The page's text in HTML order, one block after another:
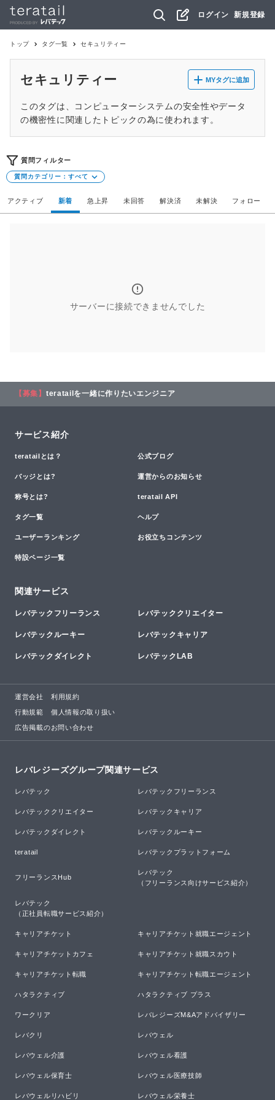
ログイン 新規登録
トップ タグ一覧 セキュリティー
セキュリティー MYタグに追加
このタグは、コンピューターシステムの安全性やデータ
の機密性に関連したトピックの為に使われます。
質問フィルター
質問カテゴリー： すべて
アクティブ 新着 急上昇 未回答 解決済 未解決 フォロー
サーバーに接続できませんでした
【募集】 teratailを一緒に作りたいエンジニア
サービス紹介
teratailとは？ 公式ブログ
バッジとは? 運営からのお知らせ
称号とは? teratail API
タグ一覧 ヘルプ
ユーザーランキング お役立ちコンテンツ
特設ページ一覧
関連サービス
レバテックフリーランス レバテッククリエイター
レバテックルーキー レバテックキャリア
レバテックダイレクト レバテックLAB
運営会社 利用規約
行動規範 個人情報の取り扱い
広告掲載のお問い合わせ
レバレジーズグループ関連サービス
レバテック レバテックフリーランス
レバテッククリエイター レバテックキャリア
レバテックダイレクト レバテックルーキー
teratail レバテックプラットフォーム
フリーランスHub
レバテック
（フリーランス向けサービス紹介）
レバテック
（正社員転職サービス紹介）
キャリアチケット キャリアチケット就職エージェント
キャリアチケットカフェ キャリアチケット就職スカウト
キャリアチケット転職 キャリアチケット転職エージェント
ハタラクティブ ハタラクティブ プラス
ワークリア レバレジーズM&Aアドバイザリー
レバクリ レバウェル
レバウェル介護 レバウェル看護
レバウェル保育士 レバウェル医療技師
レバウェルリハビリ レバウェル栄養士